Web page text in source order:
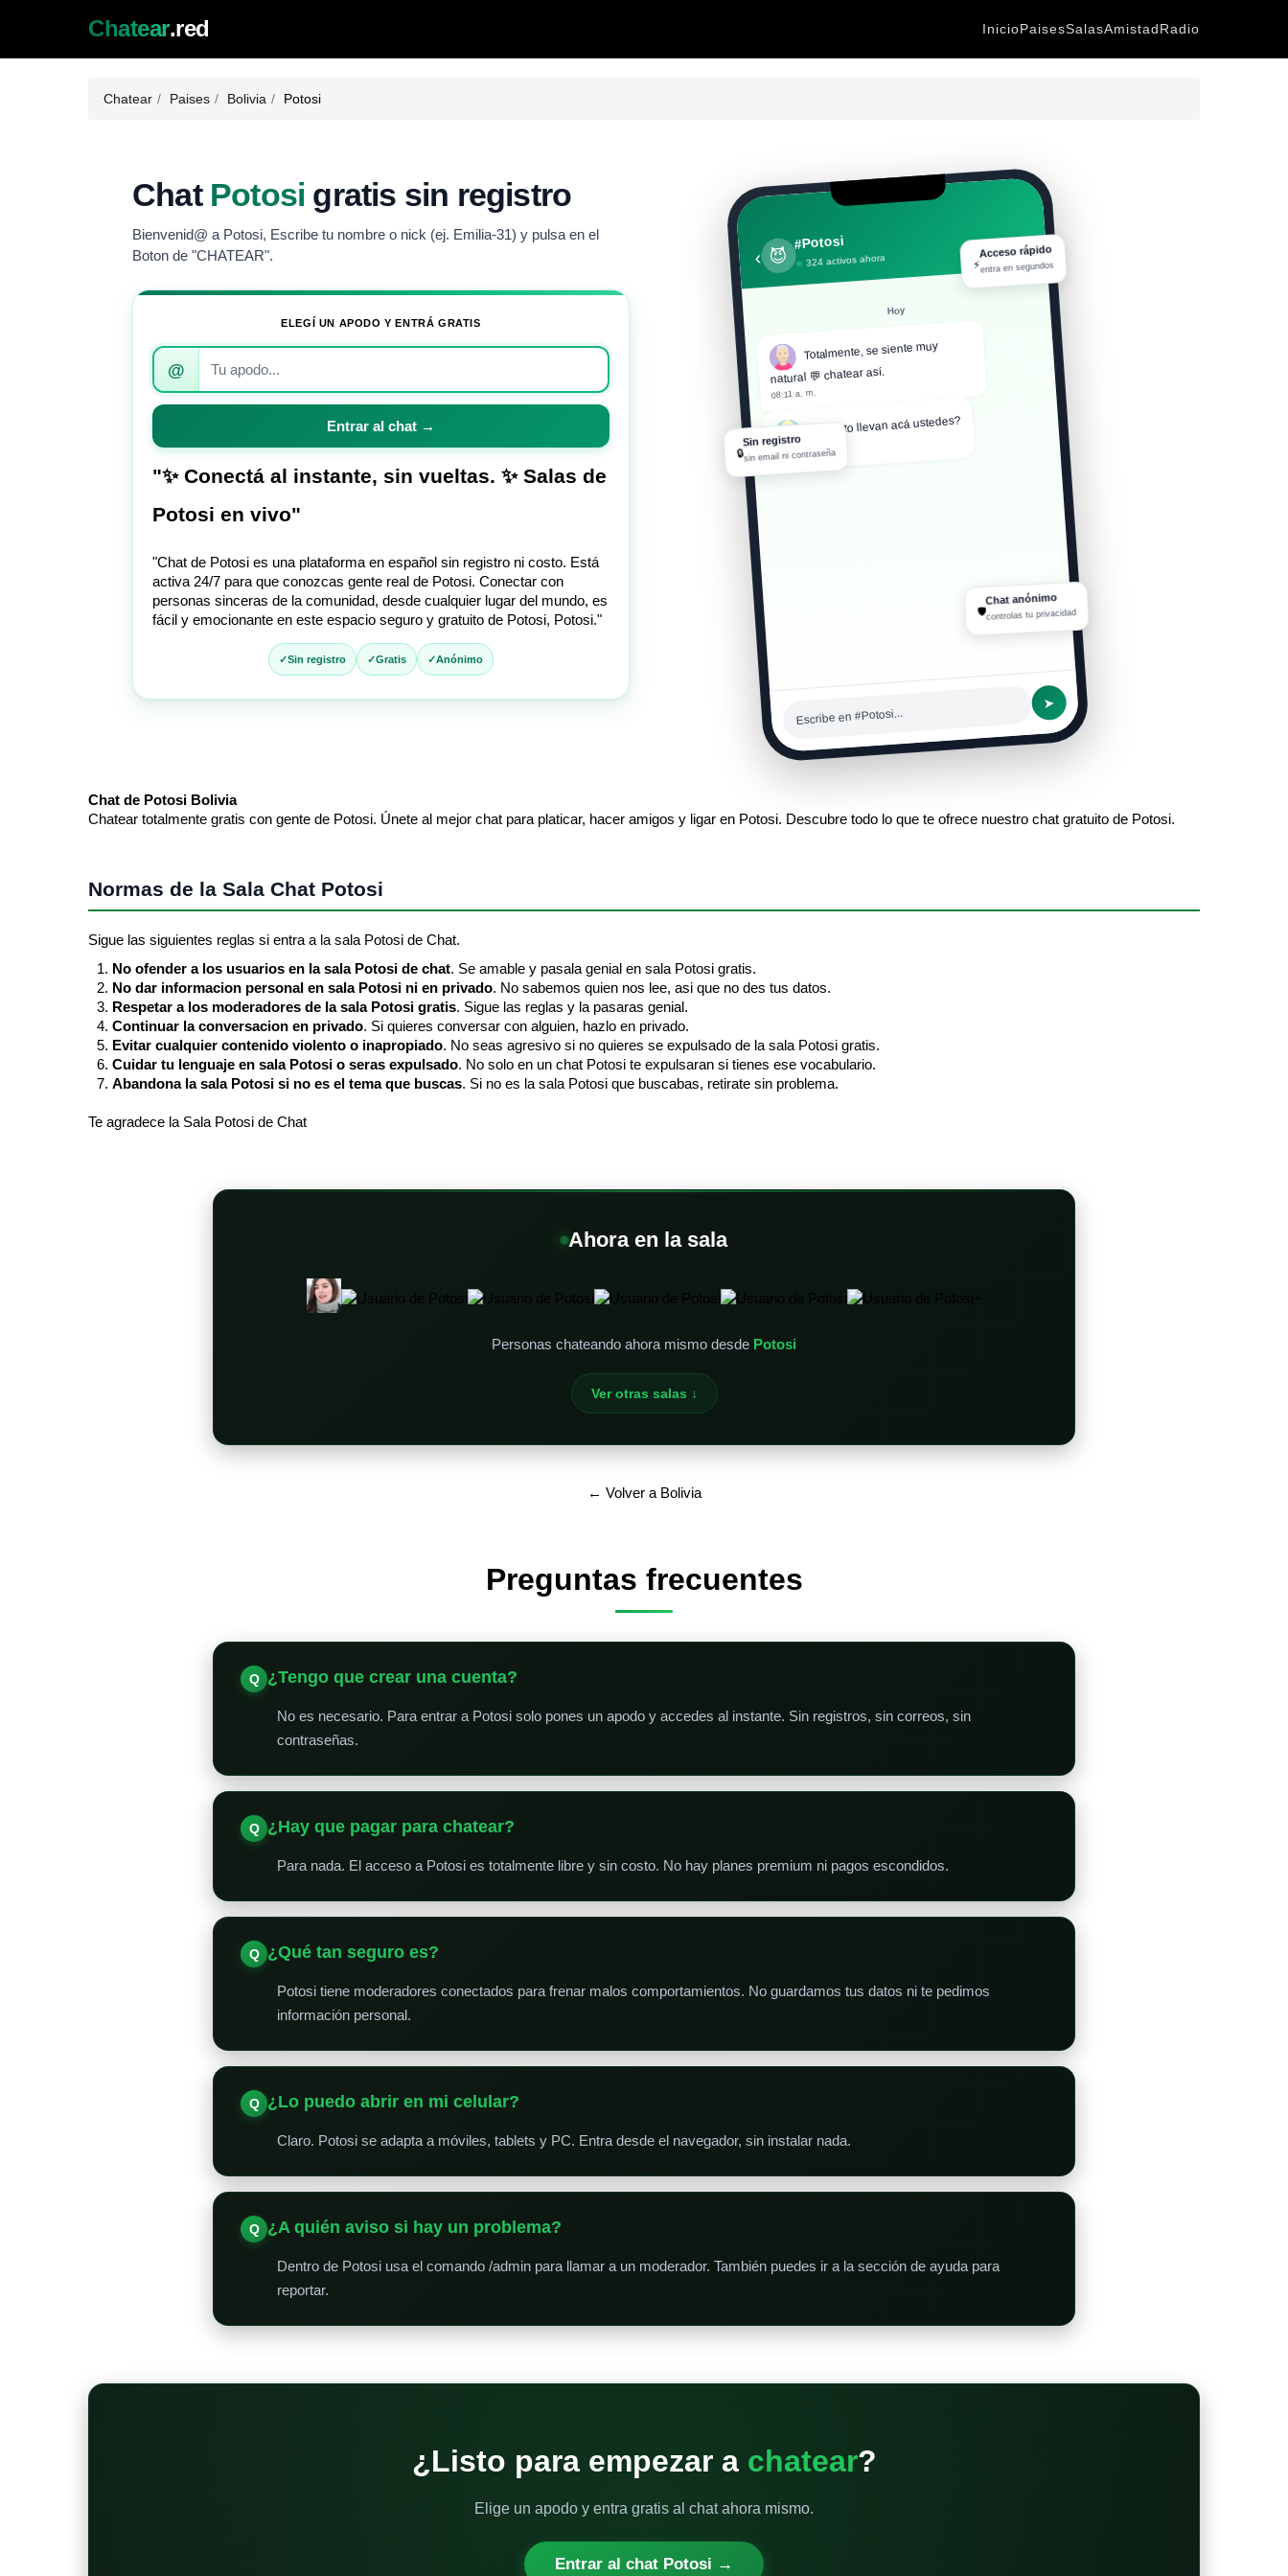
Chatear.red InicioPaisesSalasAmistadRadio
Chatear Paises Bolivia Potosi
Chat Potosi gratis sin registro
Bienvenid@ a Potosi, Escribe tu nombre o nick (ej. Emilia-31) y pulsa en el
Boton de "CHATEAR".
ELEGÍ UN APODO Y ENTRÁ GRATIS
Introduce
apodo
para
al
chat
@
Entrar al chat →
"✨ Conectá al instante, sin vueltas. ✨ Salas de
Potosi en vivo"
"Chat de Potosi es una plataforma en español sin registro ni costo. Está
activa 24/7 para que conozcas gente real de Potosi. Conectar con
personas sinceras de la comunidad, desde cualquier lugar del mundo, es
fácil y emocionante en este espacio seguro y gratuito de Potosi, Potosi."
Sin registro Gratis Anónimo
‹ 😈
#Potosi
324 activos ahora
Hoy
Totalmente, se siente muy
natural 💬 chatear así.
08:11 a. m.
¿Cuánto llevan acá ustedes?
08:11 a. m.
Escribe en #Potosi...
➤
⚡
Acceso rápido
entra en segundos
🔒
Sin registro
sin email ni contraseña
🛡
Chat anónimo
controlas tu privacidad
Chat de Potosi Bolivia
Chatear totalmente gratis con gente de Potosi. Únete al mejor chat para platicar, hacer amigos y ligar en Potosi. Descubre todo lo que te ofrece nuestro chat gratuito de Potosi.
Normas de la Sala Chat Potosi
Sigue las siguientes reglas si entra a la sala Potosi de Chat.
No ofender a los usuarios en la sala Potosi de chat. Se amable y pasala genial en sala Potosi gratis.
No dar informacion personal en sala Potosi ni en privado. No sabemos quien nos lee, asi que no des tus datos.
Respetar a los moderadores de la sala Potosi gratis. Sigue las reglas y la pasaras genial.
Continuar la conversacion en privado. Si quieres conversar con alguien, hazlo en privado.
Evitar cualquier contenido violento o inapropiado. No seas agresivo si no quieres se expulsado de la sala Potosi gratis.
Cuidar tu lenguaje en sala Potosi o seras expulsado. No solo en un chat Potosi te expulsaran si tienes ese vocabulario.
Abandona la sala Potosi si no es el tema que buscas. Si no es la sala Potosi que buscabas, retirate sin problema.
Te agradece la Sala Potosi de Chat
Ahora en la sala
Personas chateando ahora mismo desde Potosi
Ver otras salas ↓
← Volver a Bolivia
Preguntas frecuentes
¿Tengo que crear una cuenta?
No es necesario. Para entrar a Potosi solo pones un apodo y accedes al instante. Sin registros, sin correos, sin
contraseñas.
¿Hay que pagar para chatear?
Para nada. El acceso a Potosi es totalmente libre y sin costo. No hay planes premium ni pagos escondidos.
¿Qué tan seguro es?
Potosi tiene moderadores conectados para frenar malos comportamientos. No guardamos tus datos ni te pedimos
información personal.
¿Lo puedo abrir en mi celular?
Claro. Potosi se adapta a móviles, tablets y PC. Entra desde el navegador, sin instalar nada.
¿A quién aviso si hay un problema?
Dentro de Potosi usa el comando /admin para llamar a un moderador. También puedes ir a la sección de ayuda para
reportar.
¿Listo para empezar a chatear?
Elige un apodo y entra gratis al chat ahora mismo.
Entrar al chat Potosi →